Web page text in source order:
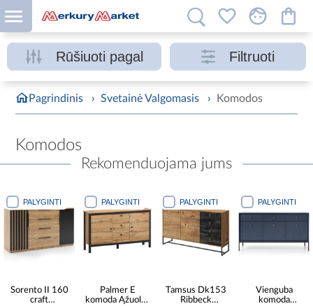
Rūšiuoti pagal Filtruoti
Pagrindinis › Svetainė Valgomasis › Komodos
Komodos
Rekomenduojama jums
PALYGINTI
Sorento II 160
craft
PALYGINTI
Palmer E
komoda Ąžuolas
PALYGINTI
Tamsus Dk153
Ribbeck
PALYGINTI
Vienguba
komoda